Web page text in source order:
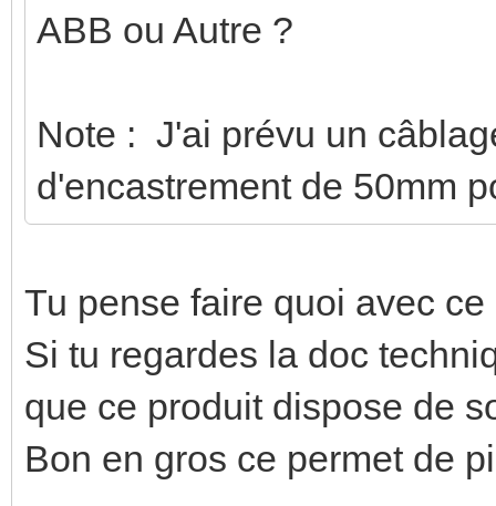
ABB ou Autre ?
Note : J'ai prévu un
d'encastrement de 50mm
Tu pense faire quoi avec
Si tu regardes la doc
que ce produit dispose de
Bon en gros ce permet de